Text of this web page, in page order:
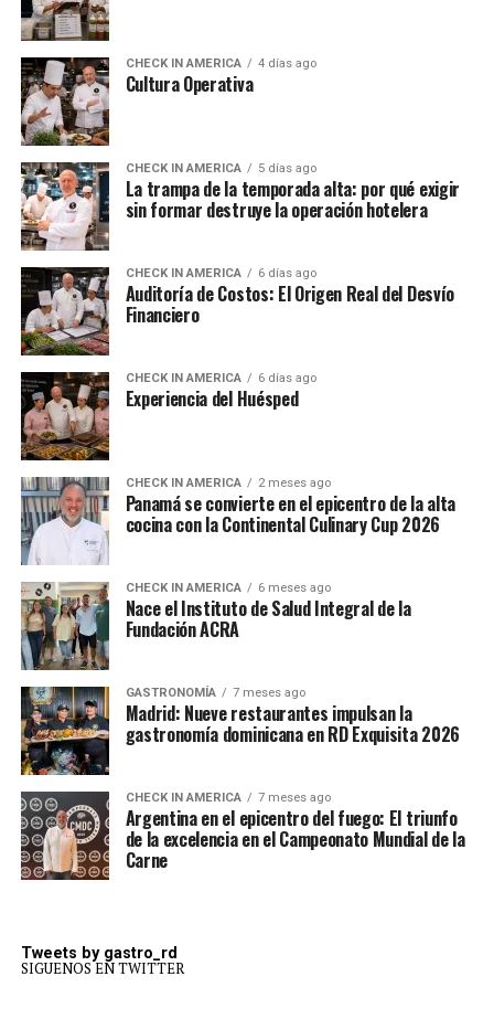
CHECK IN AMERICA 4 días ago
Cultura Operativa
CHECK IN AMERICA 5 días ago
La trampa de la temporada alta: por qué exigir
sin formar destruye la operación hotelera
CHECK IN AMERICA 6 días ago
Auditoría de Costos: El Origen Real del Desvío
Financiero
CHECK IN AMERICA 6 días ago
Experiencia del Huésped
CHECK IN AMERICA 2 meses ago
Panamá se convierte en el epicentro de la alta
cocina con la Continental Culinary Cup 2026
CHECK IN AMERICA 6 meses ago
Nace el Instituto de Salud Integral de la
Fundación ACRA
GASTRONOMÍA 7 meses ago
Madrid: Nueve restaurantes impulsan la
gastronomía dominicana en RD Exquisita 2026
CHECK IN AMERICA 7 meses ago
Argentina en el epicentro del fuego: El triunfo
de la excelencia en el Campeonato Mundial de la
Carne
Tweets by gastro_rd
SIGUENOS EN TWITTER